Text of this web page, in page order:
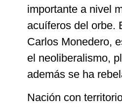
importante a nivel
acuíferos del orbe.
Carlos Monedero,
el neoliberalismo,
además se ha
Nación con